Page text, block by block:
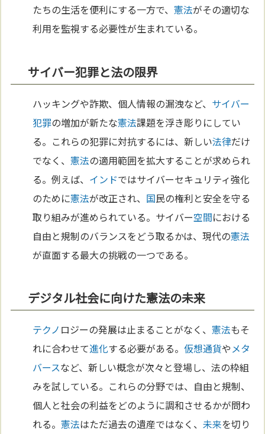
たちの生活を便利にする一方で、憲法がその適切な
利用を監視する必要性が生まれている。
サイバー犯罪と法の限界
ハッキングや詐欺、個人情報の漏洩など、 サイバー
犯罪の増加が新たな憲法課題を浮き彫りにしてい
る。これらの犯罪に対抗するには、新しい法律だけ
でなく、憲法の適用範囲を拡大することが求められ
る。例えば、 インドではサイバーセキュリティ強化
のために憲法が改正され、 国民の権利と安全を守る
取り組みが進められている。サイバー空間における
自由と規制のバランスをどう取るかは、現代の憲法
が直面する最大の挑戦の一つである。
デジタル社会に向けた憲法の未来
テクノ ロジーの発展は止まることがなく、憲法もそ
れに合わせて進化する必要がある。仮想通貨やメタ
バースなど、新しい概念が次々と登場し、法の枠組
みを試している。これらの分野では、自由と規制、
個人と社会の利益をどのように調和させるかが問わ
れる。憲法はただ過去の遺産ではなく、未来を切り